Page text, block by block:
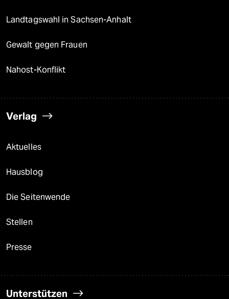
Landtagswahl in Sachsen-Anhalt
Gewalt gegen Frauen
Nahost-Konflikt
Verlag
Aktuelles
Hausblog
Die Seitenwende
Stellen
Presse
Unterstützen